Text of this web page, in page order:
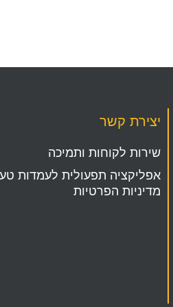
יצירת קשר
שירות לקוחות ותמיכה
אפליקציה תפעולית לעמדות
מדיניות הפרטיות